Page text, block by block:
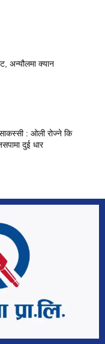
अन्यौलमा क्यान
: ओली रोज्ने कि
दुई धार